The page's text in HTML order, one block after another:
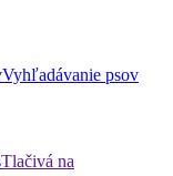
Vyhľadávanie psov
Tlačivá na